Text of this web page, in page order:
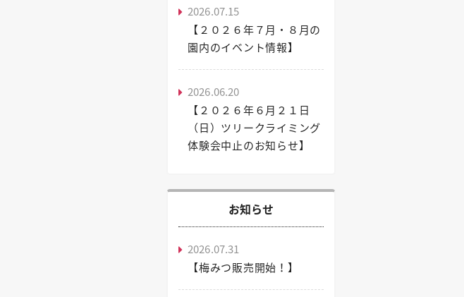
2026.07.15
【２０２６年７月・８月の
園内のイベント情報】
2026.06.20
【２０２６年６月２１日
（日）ツリークライミング
体験会中止のお知らせ】
お知らせ
2026.07.31
【梅みつ販売開始！】